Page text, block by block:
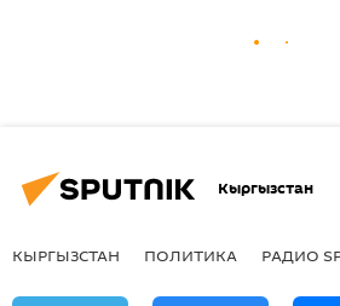
Кыргызстан
КЫРГЫЗСТАН ПОЛИТИКА РАДИО